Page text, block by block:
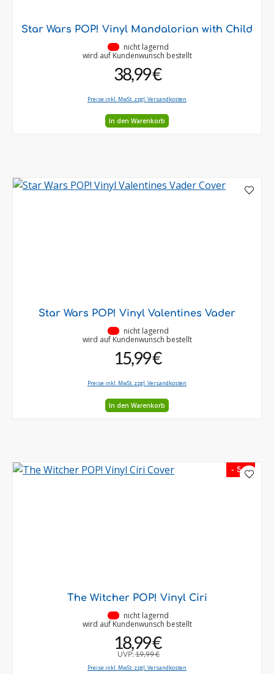
Star Wars POP! Vinyl Mandalorian with Child
nicht lagernd
wird auf Kundenwunsch bestellt
38,99 €
Preise inkl. MwSt. zzgl. Versandkosten
In den Warenkorb
Star Wars POP! Vinyl Valentines Vader
nicht lagernd
wird auf Kundenwunsch bestellt
15,99 €
Preise inkl. MwSt. zzgl. Versandkosten
In den Warenkorb
- 5 %
The Witcher POP! Vinyl Ciri
nicht lagernd
wird auf Kundenwunsch bestellt
18,99 €
UVP: 19,99 €
Preise inkl. MwSt. zzgl. Versandkosten